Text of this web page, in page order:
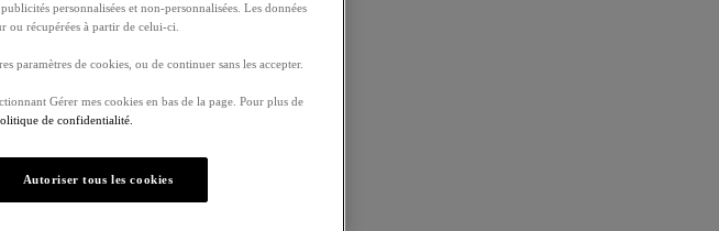
personnalisées et non-personnalisées. Les données
ou récupérées à partir de celui-ci.
paramètres de cookies, ou de continuer sans les accepter.
Gérer mes cookies en bas de la page. Pour plus de
de confidentialité.
Autoriser tous les cookies